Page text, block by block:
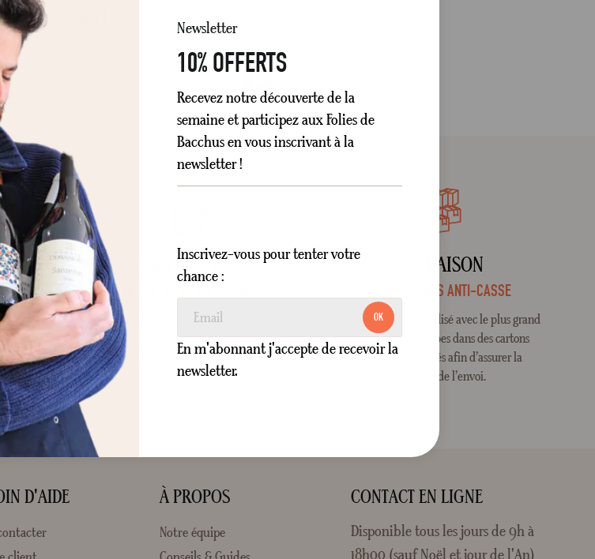
mensuel)
de
un
100% DES VINS
Tous nos vins sont sélectionnés suite à une
dégustation et une notation. Chaque vin
sélectionné sera re-dégusté plusieurs fois
dans l'année.
LIVRAISON
EMBALLAGES ANTI-CASSE
Chaque colis est réalisé avec le plus grand
soin par nos équipes dans des cartons
spéciaux, certifiés afin d’assurer la
sécurité de l’envoi.
D'AIDE À PROPOS
Notre équipe
CONTACT EN LIGNE
Disponible tous les jours de 9h à
18h00 (sauf Noël et jour de l'An)
Newsletter
10% OFFERTS
Recevez notre découverte de la
semaine et participez aux Folies de
Bacchus en vous inscrivant à la
newsletter !
Inscrivez-vous pour tenter votre
chance :
OK
En m'abonnant j'accepte de recevoir la
newsletter.